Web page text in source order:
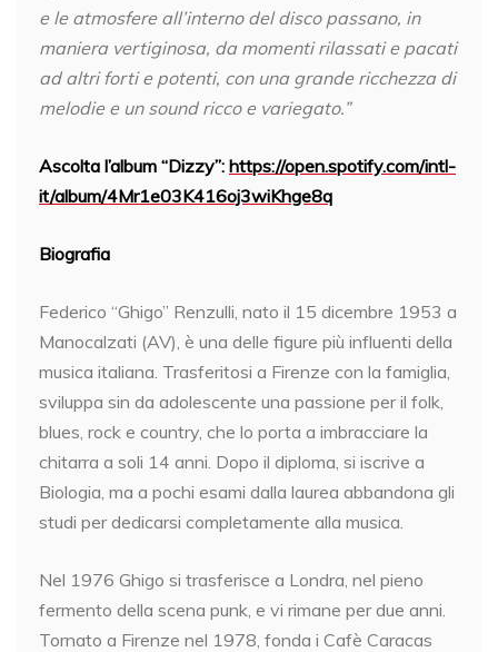
e le atmosfere all’interno del disco passano, in
maniera vertiginosa, da momenti rilassati e pacati
ad altri forti e potenti, con una grande ricchezza di
melodie e un sound ricco e variegato.”
Ascolta l’album “Dizzy”: https://open.spotify.com/intl-
it/album/4Mr1e03K416oj3wiKhge8q
Biografia
Federico “Ghigo” Renzulli, nato il 15 dicembre 1953 a
Manocalzati (AV), è una delle figure più influenti della
musica italiana. Trasferitosi a Firenze con la famiglia,
sviluppa sin da adolescente una passione per il folk,
blues, rock e country, che lo porta a imbracciare la
chitarra a soli 14 anni. Dopo il diploma, si iscrive a
Biologia, ma a pochi esami dalla laurea abbandona gli
studi per dedicarsi completamente alla musica.
Nel 1976 Ghigo si trasferisce a Londra, nel pieno
fermento della scena punk, e vi rimane per due anni.
Tornato a Firenze nel 1978, fonda i Cafè Caracas